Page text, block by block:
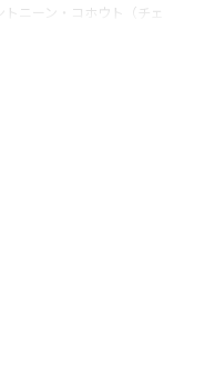
ニーン・コホウト（チェ